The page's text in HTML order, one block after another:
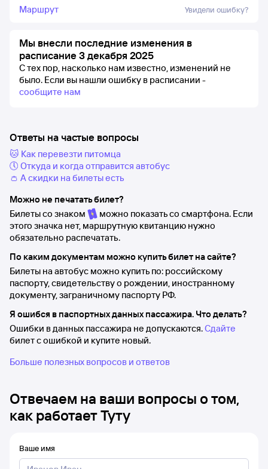
Маршрут Увидели ошибку?
Мы внесли последние изменения в
расписание 3 декабря 2025
С тех пор, насколько нам известно, изменений не
было. Если вы нашли ошибку в расписании -
сообщите нам
Ответы на частые вопросы
🐱 Как перевезти питомца
🕔 Откуда и когда отправится автобус
👛 А скидки на билеты есть
Можно не печатать билет?
Билеты со знаком
можно показать со смартфона. Если
этого значка нет, маршрутную квитанцию нужно
обязательно распечатать.
По каким документам можно купить билет на сайте?
Билеты на автобус можно купить по: российскому
паспорту, свидетельству о рождении, иностранному
документу, заграничному паспорту РФ.
Я ошибся в паспортных данных пассажира. Что делать?
Ошибки в данных пассажира не допускаются.Сдайте
билет с ошибкой и купите новый.
Больше полезных вопросов и ответов
Отвечаем на ваши вопросы о том,
как работает Туту
Ваше имя